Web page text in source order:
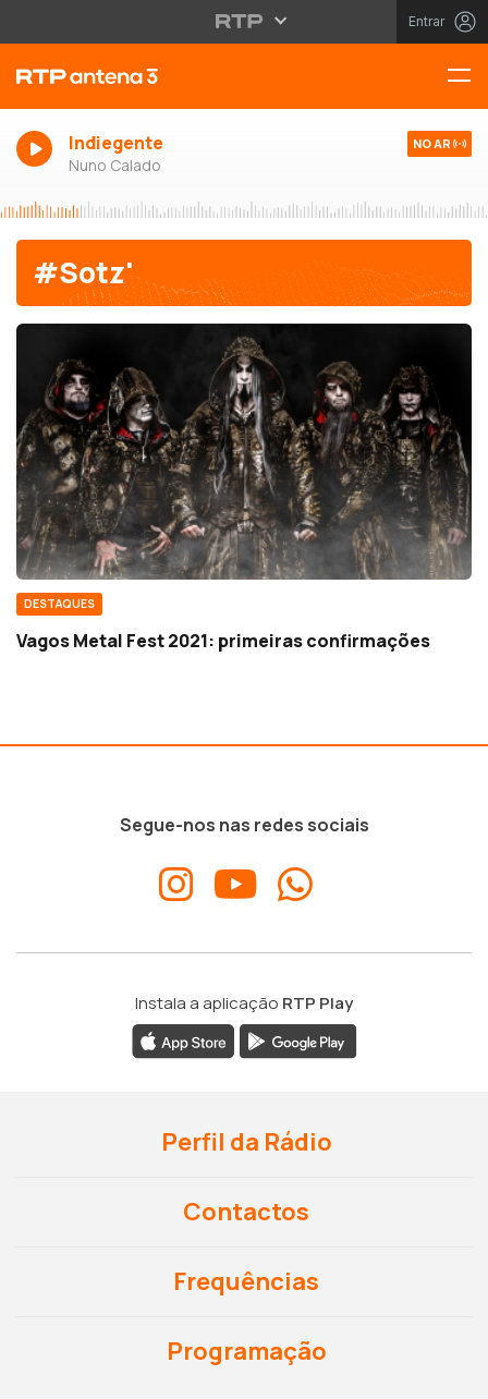
Entrar
Indiegente
Nuno Calado
NO AR
#Sotz'
DESTAQUES
Vagos Metal Fest 2021: primeiras confirmações
Segue-nos nas redes sociais
Instala a aplicação RTP Play
Perfil da Rádio
Contactos
Frequências
Programação